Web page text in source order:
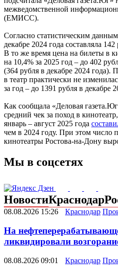
межведомственной
(ЕМИСС).
Согласно статистическим
декабре 2024 года составляла 142
В то же время цена на билеты в
на 10,4% за 2025 год – до 402
(364 рубля в декабре 2024 года).
в театр практически не
за год – до 1391 рубля в декабре
Как сообщала «Деловая
средний чек за поход в
январь – август 2025 года
чем в 2024 году. При этом число
кинотеатры Ростова-на-Дону
Мы в соцсетях
НовостиКраснодар
08.08.2026 15:26 Краснодар
На
ликвидировали
08.08.2026 09:01 Краснодар